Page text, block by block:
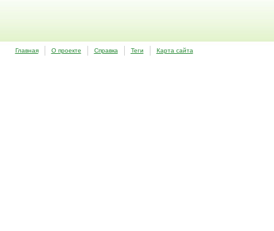
Главная О проекте Справка Теги Карта сайта